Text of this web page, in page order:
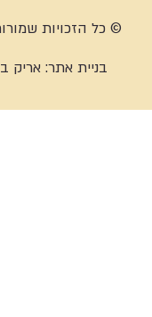
© כל הזכויות
בניית אתר:אריק